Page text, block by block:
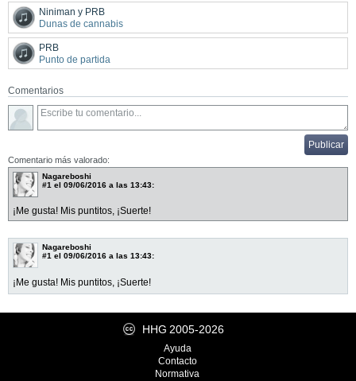
Niniman y PRB
Dunas de cannabis
PRB
Punto de partida
Comentarios
Comentario más valorado:
Nagareboshi
#1 el 09/06/2016 a las 13:43:
¡Me gusta! Mis puntitos, ¡Suerte!
Nagareboshi
#1 el 09/06/2016 a las 13:43:
¡Me gusta! Mis puntitos, ¡Suerte!
HHG 2005-2026
Ayuda
Contacto
Normativa